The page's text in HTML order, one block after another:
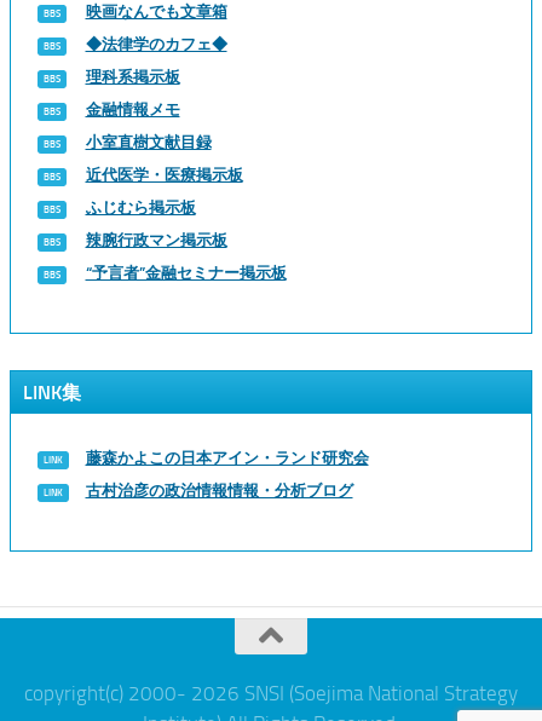
映画なんでも文章箱
◆法律学のカフェ◆
理科系掲示板
金融情報メモ
小室直樹文献目録
近代医学・医療掲示板
ふじむら掲示板
辣腕行政マン掲示板
“予言者”金融セミナー掲示板
LINK集
藤森かよこの日本アイン・ランド研究会
古村治彦の政治情報情報・分析ブログ
copyright(c) 2000- 2026 SNSI (Soejima National Strategy